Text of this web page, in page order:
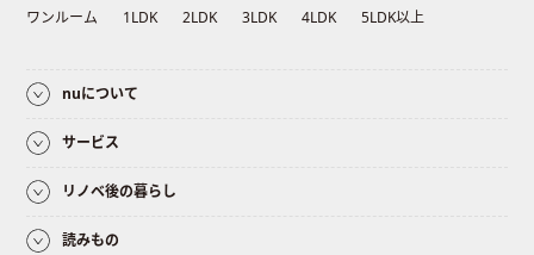
ワンルーム
1LDK 2LDK 3LDK 4LDK 5LDK以上
nuについて
サービス
リノベ後の暮らし
読みもの